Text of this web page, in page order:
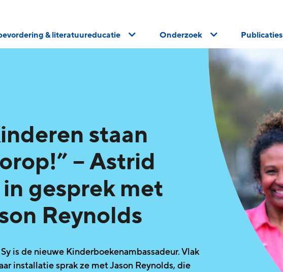
& literatuureducatie Onderzoek Publicaties
staan
– Astrid
in gesprek met
Reynolds
is de nieuwe Kinderboekenambassadeur. Vlak
installatie sprak ze met Jason Reynolds, die